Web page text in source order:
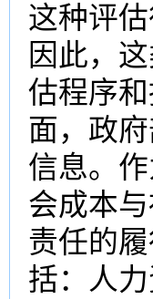
这种评
因此，
估程序
面，政
信息。
会成本
责任的
括：人